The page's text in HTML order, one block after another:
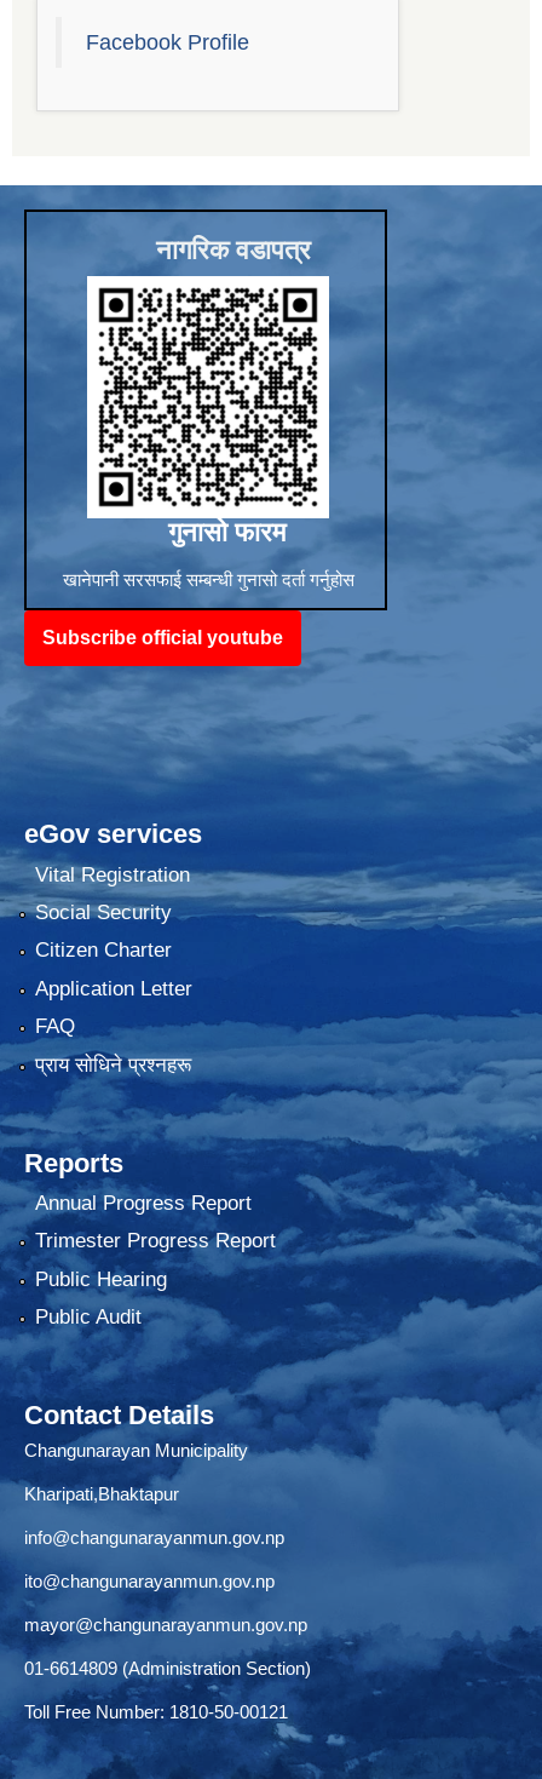
Facebook Profile
नागरिक वडापत्र
गुनासो फारम
खानेपानी सरसफाई सम्बन्धी गुनासो दर्ता गर्नुहोस
Subscribe official youtube
eGov services
Vital Registration
Social Security
Citizen Charter
Application Letter
FAQ
प्राय साेधिने प्रश्नहरू
Reports
Annual Progress Report
Trimester Progress Report
Public Hearing
Public Audit
Contact Details
Changunarayan Municipality
Kharipati,Bhaktapur
info@changunarayanmun.gov.np
ito@changunarayanmun.gov.np
mayor@changunarayanmun.gov.np
01-6614809 (Administration Section)
Toll Free Number: 1810-50-00121